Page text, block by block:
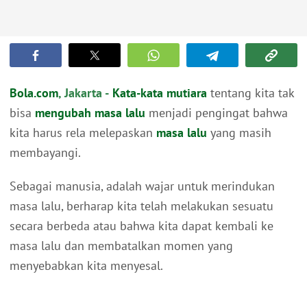
Bola.com, Jakarta - Kata-kata mutiara tentang kita tak
bisa mengubah masa lalu menjadi pengingat bahwa
kita harus rela melepaskan masa lalu yang masih
membayangi.
Sebagai manusia, adalah wajar untuk merindukan
masa lalu, berharap kita telah melakukan sesuatu
secara berbeda atau bahwa kita dapat kembali ke
masa lalu dan membatalkan momen yang
menyebabkan kita menyesal.